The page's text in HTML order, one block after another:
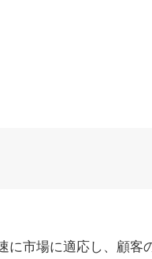
市場に適応し、顧客